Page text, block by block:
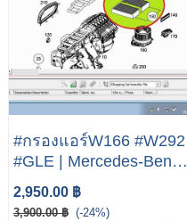
#กรองแอร์W166 #W292
#GLE | Mercedes-Benz
W166 W292 350 450
500
2,950.00 ฿
3,900.00 ฿ (-24%)